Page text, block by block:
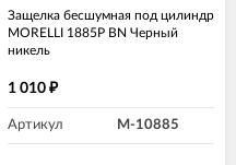
Защелка бесшумная под цилиндр
MORELLI 1885P BN Черный
никель
1 010 ₽
Артикул M-10885